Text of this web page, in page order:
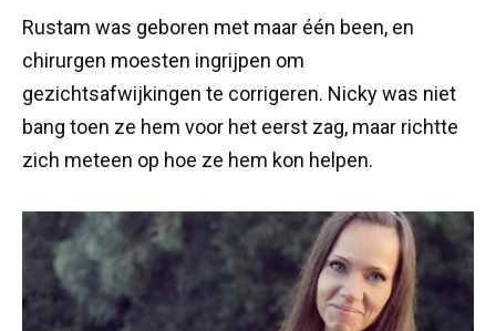
Rustam was geboren met maar één been, en
chirurgen moesten ingrijpen om
gezichtsafwijkingen te corrigeren. Nicky was niet
bang toen ze hem voor het eerst zag, maar richtte
zich meteen op hoe ze hem kon helpen.